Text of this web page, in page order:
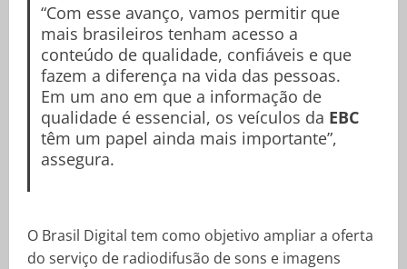
“Com esse avanço, vamos permitir que
mais brasileiros tenham acesso a
conteúdo de qualidade, confiáveis e que
fazem a diferença na vida das pessoas.
Em um ano em que a informação de
qualidade é essencial, os veículos da EBC
têm um papel ainda mais importante”,
assegura.
O Brasil Digital tem como objetivo ampliar a oferta
do serviço de radiodifusão de sons e imagens